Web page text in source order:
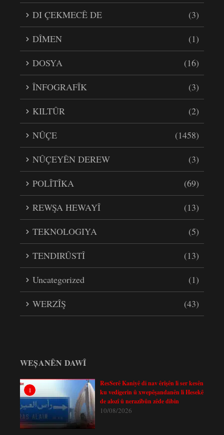
DI ÇEKMECÊ DE
(3)
DÎMEN
(1)
DOSYA
(16)
ÎNFOGRAFÎK
(3)
KILTÛR
(2)
NÛÇE
(1458)
NÛÇEYÊN DEREW
(3)
POLÎTÎKA
(69)
REWŞA HEWAYÎ
(13)
TEKNOLOGIYA
(5)
TENDIRÛSTÎ
(13)
Uncategorized
(1)
WERZÎŞ
(43)
WEȘANÊN DAWÎ
1
ResSerê Kaniyê di nav êrîşên li ser kesên
ku vedigerin û xwepêşandanên li Hesekê
de alozî û nerazîbûn zêde dibin
10/08/2026